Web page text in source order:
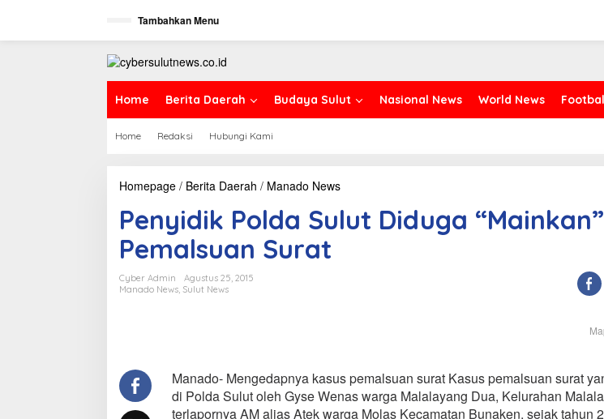
w
Tambahkan Menu
Home Berita Daerah Budaya Sulut Nasional News World News
Home Redaksi Hubungi Kami
Homepage / Berita Daerah / Manado News
n
y
S
u
l
Penyidik Polda Sulut Diduga
Pemalsuan Surat
Cyber Admin
Agustus 25, 2015
Manado News, Sulut News
Manado- Mengedapnya kasus pemalsuan surat Kasus pemalsuan surat
di Polda Sulut oleh Gyse Wenas warga Malalayang Dua, Kelurahan
terlapornya AM alias Atek warga Molas Kecamatan Bunaken, sejak tahun